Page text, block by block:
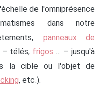
de l'omniprésence
dans notre
panneaux de
– télés, frigos … – jusqu'à
la cible ou l'objet de
, etc.).